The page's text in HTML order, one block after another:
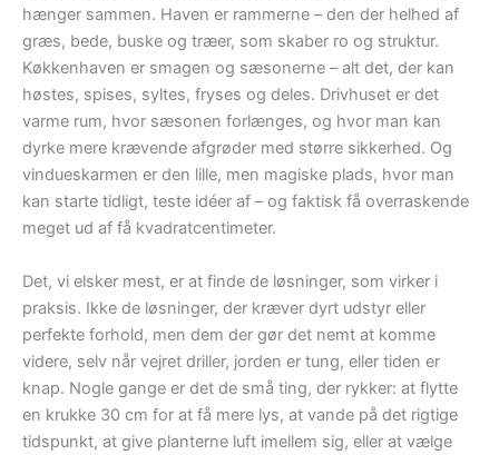
hænger sammen. Haven er rammerne – den der helhed af
græs, bede, buske og træer, som skaber ro og struktur.
Køkkenhaven er smagen og sæsonerne – alt det, der kan
høstes, spises, syltes, fryses og deles. Drivhuset er det
varme rum, hvor sæsonen forlænges, og hvor man kan
dyrke mere krævende afgrøder med større sikkerhed. Og
vindueskarmen er den lille, men magiske plads, hvor man
kan starte tidligt, teste idéer af – og faktisk få overraskende
meget ud af få kvadratcentimeter.
Det, vi elsker mest, er at finde de løsninger, som virker i
praksis. Ikke de løsninger, der kræver dyrt udstyr eller
perfekte forhold, men dem der gør det nemt at komme
videre, selv når vejret driller, jorden er tung, eller tiden er
knap. Nogle gange er det de små ting, der rykker: at flytte
en krukke 30 cm for at få mere lys, at vande på det rigtige
tidspunkt, at give planterne luft imellem sig, eller at vælge